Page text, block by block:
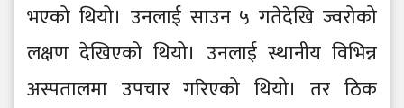
भएको थियो। उनलाई साउन ५ गतेदेखि ज्वरोको
लक्षण देखिएको थियो। उनलाई स्थानीय विभिन्न
अस्पतालमा उपचार गरिएको थियो। तर ठिक